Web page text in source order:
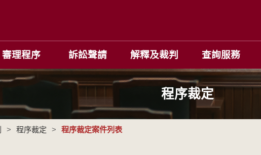
審理程序 訴訟聲請 解釋及裁判 查詢服務
程序裁定
> 程序裁定 > 程序裁定案件列表